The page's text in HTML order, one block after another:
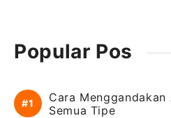
Popular Pos
Cara
Semua Tipe